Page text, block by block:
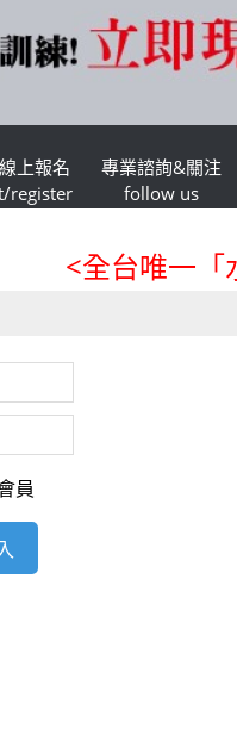
上報名
register
專業諮詢&關注
follow us
<全台唯一「
員